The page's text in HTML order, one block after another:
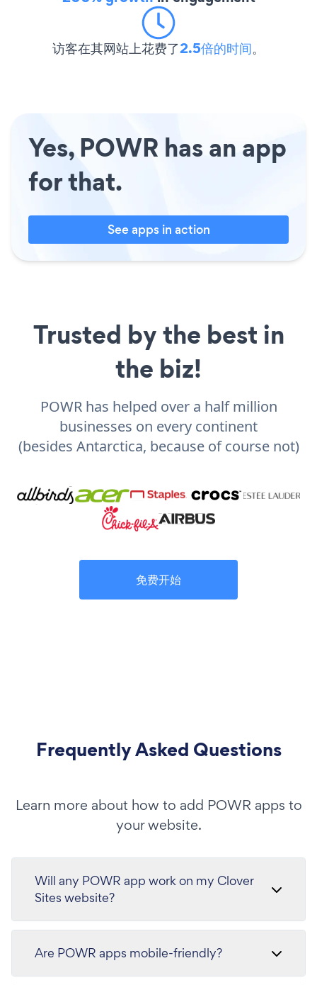
访客在其网站上花费了2.5倍的时间。
Yes, POWR has an app
for that.
See apps in action
Trusted by the best in
the biz!
POWR has helped over a half million
businesses on every continent
(besides Antarctica, because of course not)
免费开始
Frequently Asked Questions
Learn more about how to add POWR apps to
your website.
Will any POWR app work on my Clover
Sites website?
Are POWR apps mobile-friendly?